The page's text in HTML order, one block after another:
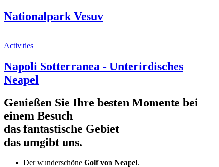
Nationalpark Vesuv
Activities
Napoli Sotterranea - Unterirdisches
Neapel
Genießen Sie Ihre besten Momente bei
einem Besuch
das fantastische Gebiet
das umgibt uns.
Der wunderschöne Golf von Neapel.